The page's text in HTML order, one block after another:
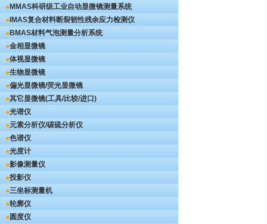
MMAS科研级工业自动显微镜测量系统
IMAS复合材料断裂韧性残余应力检测仪
BMAS材料气泡测量分析系统
金相显微镜
体视显微镜
生物显微镜
偏光显微镜/荧光显微镜
其它显微镜(工具/比较/进口)
光谱仪
元素分析仪/碳硫分析仪
色谱仪
光度计
影像测量仪
投影仪
三坐标测量机
轮廓仪
圆度仪